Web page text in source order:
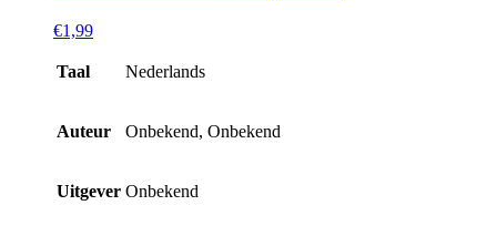
€1,99
Taal Nederlands
Auteur Onbekend, Onbekend
Uitgever Onbekend